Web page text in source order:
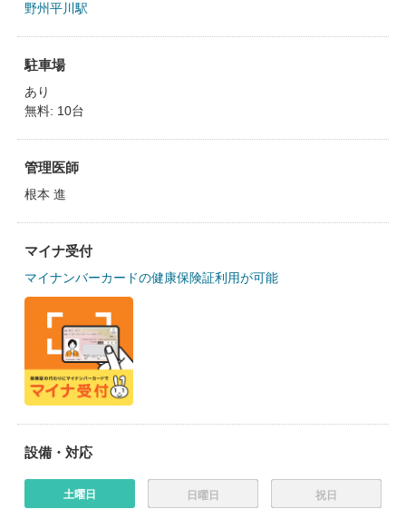
野州平川駅
駐車場
あり
無料: 10台
管理医師
根本 進
マイナ受付
マイナンバーカードの健康保険証利用が可能
設備・対応
土曜日 日曜日 祝日